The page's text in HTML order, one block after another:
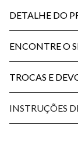
DETALHE DO
ENCONTRE O
TROCAS E
INSTRUÇÕES